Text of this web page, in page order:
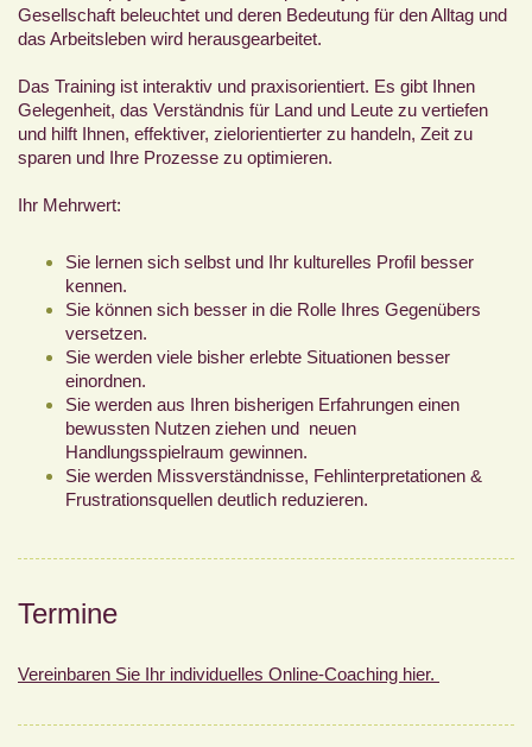
Gesellschaft beleuchtet und deren Bedeutung für den Alltag und
das Arbeitsleben wird herausgearbeitet.
Das Training ist interaktiv und praxisorientiert. Es gibt Ihnen
Gelegenheit, das Verständnis für Land und Leute zu vertiefen
und hilft Ihnen, effektiver, zielorientierter zu handeln, Zeit zu
sparen und Ihre Prozesse zu optimieren.
Ihr Mehrwert:
Sie lernen sich selbst und Ihr kulturelles Profil besser
kennen.
Sie können sich besser in die Rolle Ihres Gegenübers
versetzen.
Sie werden viele bisher erlebte Situationen besser
einordnen.
Sie werden aus Ihren bisherigen Erfahrungen einen
bewussten Nutzen ziehen und neuen
Handlungsspielraum gewinnen.
Sie werden Missverständnisse, Fehlinterpretationen &
Frustrationsquellen deutlich reduzieren.
Termine
Vereinbaren Sie Ihr individuelles Online-Coaching hier.